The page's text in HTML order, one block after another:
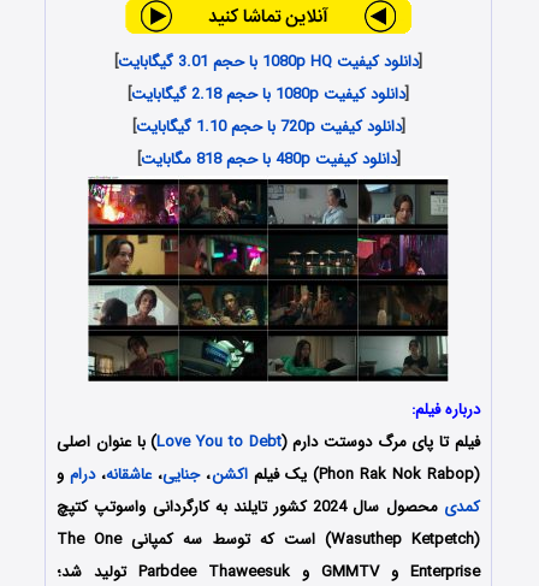
[دانلود کیفیت 1080p HQ با حجم 3.01 گیگابایت
]
[دانلود کیفیت 1080p با حجم 2.18 گیگابایت
]
[دانلود کیفیت 720p با حجم 1.10 گیگابایت
]
[دانلود کیفیت 480p با حجم 818 مگابایت ]
درباره فیلم:
فیلم تا پای مرگ دوستت دارم (Love You to Debt) با عنوان اصلی
(Phon Rak Nok Rabop) یک فیلم
اکشن،جنایی،عاشقانه،درامو
کمدی
محصول سال 2024 کشور تایلند به کارگردانی واسوتپ کتپچ
(Wasuthep Ketpetch) است که توسط سه کمپانی‌ The One
Enterprise و GMMTV و Parbdee Thaweesuk تولید شد؛